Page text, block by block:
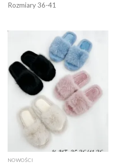
Rozmiary 36-41
NOWOŚCI